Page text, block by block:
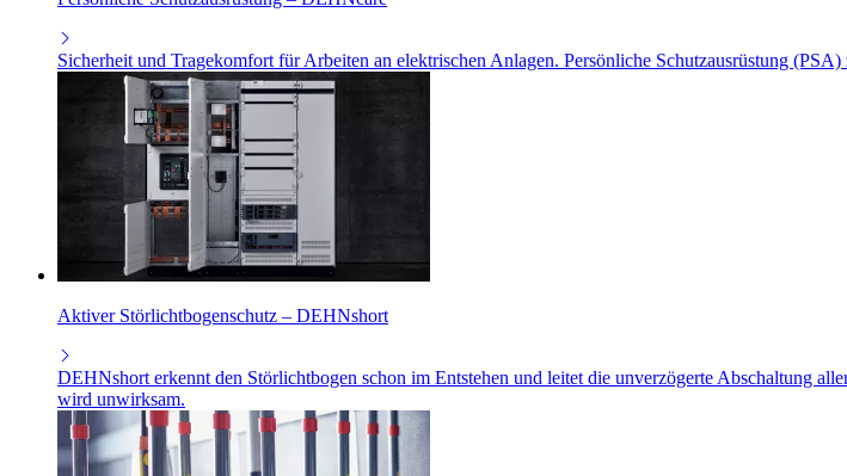
Sicherheit und Tragekomfort für Arbeiten an elektrischen Anlagen. Persönliche Schutzausrüstung
Aktiver Störlichtbogenschutz – DEHNshort
DEHNshort erkennt den Störlichtbogen schon im Entstehen und leitet die unverzögerte Abschaltung
wird unwirksam.